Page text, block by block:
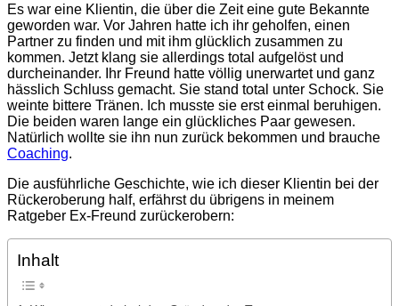
Es war eine Klientin, die über die Zeit eine gute Bekannte
geworden war. Vor Jahren hatte ich ihr geholfen, einen
Partner zu finden und mit ihm glücklich zusammen zu
kommen. Jetzt klang sie allerdings total aufgelöst und
durcheinander. Ihr Freund hatte völlig unerwartet und ganz
hässlich Schluss gemacht. Sie stand total unter Schock. Sie
weinte bittere Tränen. Ich musste sie erst einmal beruhigen.
Die beiden waren lange ein glückliches Paar gewesen.
Natürlich wollte sie ihn nun zurück bekommen und brauche
Coaching.
Die ausführliche Geschichte, wie ich dieser Klientin bei der
Rückeroberung half, erfährst du übrigens in meinem
Ratgeber Ex-Freund zurückerobern:
Inhalt